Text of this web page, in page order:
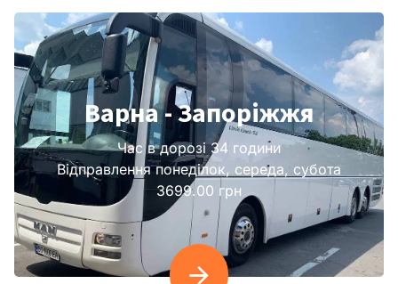
Варна - Запоріжжя
Час в дорозі 34 години
Відправлення понеділок, середа, субота
3699.00 грн